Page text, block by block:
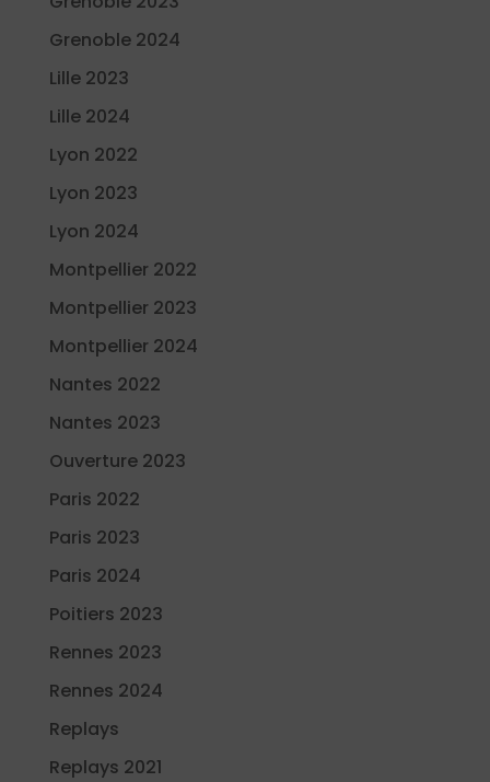
Grenoble 2024
Lille 2023
Lille 2024
Lyon 2022
Lyon 2023
Lyon 2024
Montpellier 2022
Montpellier 2023
Montpellier 2024
Nantes 2022
Nantes 2023
Ouverture 2023
Paris 2022
Paris 2023
Paris 2024
Poitiers 2023
Rennes 2023
Rennes 2024
Replays
Replays 2021